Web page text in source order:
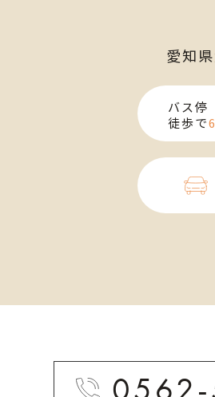
愛知
バス停
徒歩で